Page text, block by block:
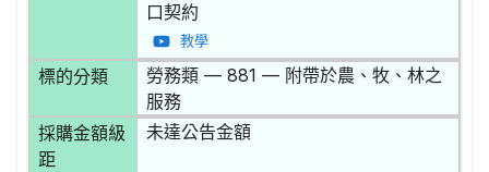
口契約
教學
標的分類
勞務類 — 881 — 附帶於農、牧、林之
服務
採購金額級
距
未達公告金額